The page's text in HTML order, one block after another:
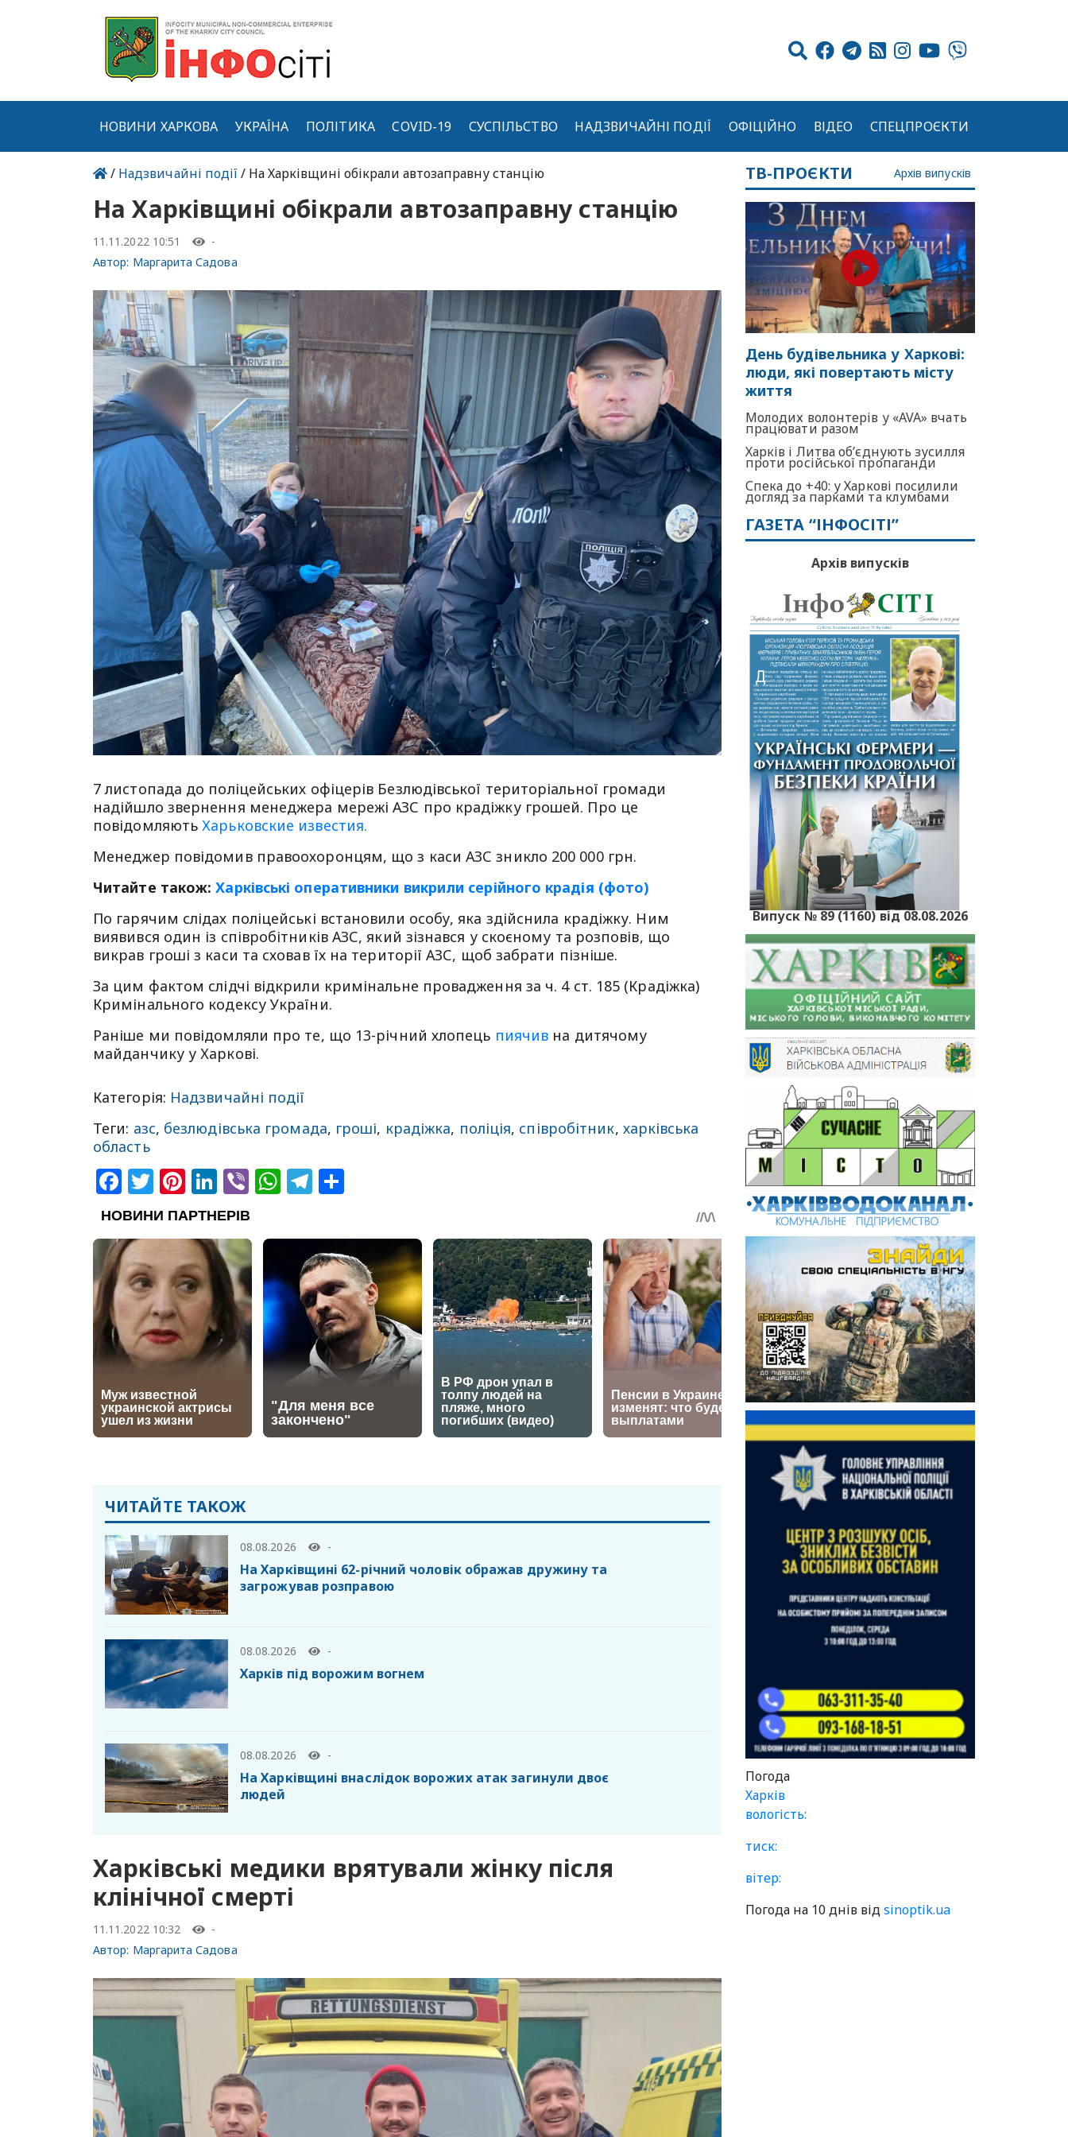
НОВИНИ ХАРКОВА УКРАЇНА ПОЛІТИКА COVID-19 СУСПІЛЬСТВО НАДЗВИЧАЙНІ ПОДІЇ ОФІЦІЙНО ВІДЕО СПЕЦПРОЄКТИ
/ Надзвичайні події / На Харківщині обікрали автозаправну станцію
На Харківщині обікрали автозаправну станцію
11.11.2022 10:51
-
Автор: Маргарита Садова
7 листопада до поліцейських офіцерів Безлюдівської територіальної громади
надійшло звернення менеджера мережі АЗС про крадіжку грошей. Про це
повідомляютьХарьковские известия.
Менеджер повідомив правоохоронцям, що з каси АЗС зникло 200 000 грн.
Читайте також:Харківські оперативники викрили серійного крадія (фото)
По гарячим слідах поліцейські встановили особу, яка здійснила крадіжку. Ним
виявився один із співробітників АЗС, який зізнався у скоєному та розповів, що
викрав гроші з каси та сховав їх на території АЗС, щоб забрати пізніше.
За цим фактом слідчі відкрили кримінальне провадження за ч. 4 ст. 185 (Крадіжка)
Кримінального кодексу України.
Раніше ми повідомляли про те, що 13-річний хлопець пиячив на дитячому
майданчику у Харкові.
Категорія: Надзвичайні події
Теги: азс, безлюдівська громада, гроші, крадіжка, поліція, співробітник, харківська
область
Facebook
Twitter
Pinterest
LinkedIn
ViberWhatsApp
Telegram
ЧИТАЙТЕ ТАКОЖ
08.08.2026 -
На Харківщині 62-річний чоловік ображав дружину та
загрожував розправою
08.08.2026 -
Харків під ворожим вогнем
08.08.2026 -
На Харківщині внаслідок ворожих атак загинули двоє
людей
Харківські медики врятували жінку після
клінічної смерті
11.11.2022 10:32
-
Автор: Маргарита Садова
ТВ-ПРОЄКТИ Архів випусків
День будівельника у Харкові:
люди, які повертають місту
життя
Молодих волонтерів у «AVA» вчать
працювати разом
Харків і Литва об’єднують зусилля
проти російської пропаганди
Спека до +40: у Харкові посилили
догляд за парками та клумбами
ГАЗЕТА “ІНФОСІТІ”
Архів випусків
Випуск № 89 (1160) від 08.08.2026
Погода
Харків
вологість:
тиск:
вітер:
Погода на 10 днів відsinoptik.ua